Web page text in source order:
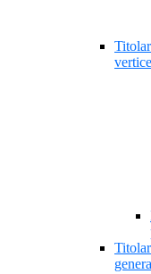
vertice